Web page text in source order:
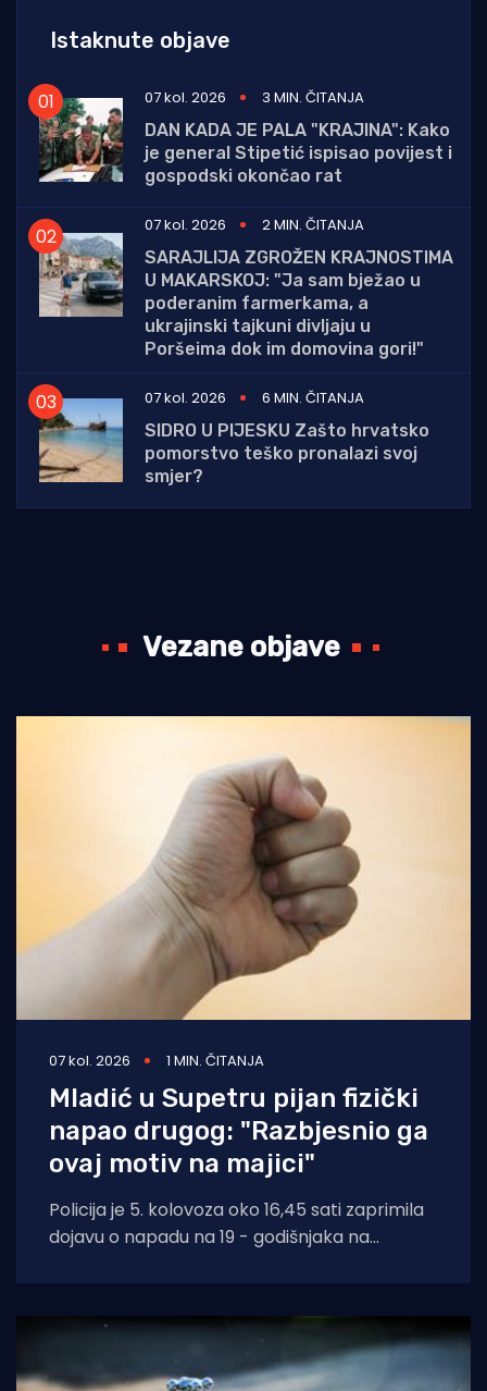
Istaknute objave
07 kol. 2026
3 MIN. ČITANJA
DAN KADA JE PALA "KRAJINA": Kako
je general Stipetić ispisao povijest i
gospodski okončao rat
07 kol. 2026
2 MIN. ČITANJA
SARAJLIJA ZGROŽEN KRAJNOSTIMA
U MAKARSKOJ: "Ja sam bježao u
poderanim farmerkama, a
ukrajinski tajkuni divljaju u
Poršeima dok im domovina gori!"
07 kol. 2026
6 MIN. ČITANJA
SIDRO U PIJESKU Zašto hrvatsko
pomorstvo teško pronalazi svoj
smjer?
Vezane objave
07 kol. 2026 1 MIN. ČITANJA
Mladić u Supetru pijan fizički
napao drugog: "Razbjesnio ga
ovaj motiv na majici"
Policija je 5. kolovoza oko 16,45 sati zaprimila
dojavu o napadu na 19 - godišnjaka na